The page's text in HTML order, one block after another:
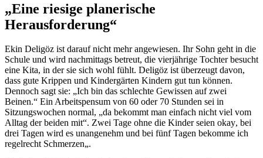
„Eine riesige planerische
Herausforderung“
Ekin Deligöz ist darauf nicht mehr angewiesen. Ihr Sohn geht in die
Schule und wird nachmittags betreut, die vierjährige Tochter besucht
eine Kita, in der sie sich wohl fühlt. Deligöz ist überzeugt davon,
dass gute Krippen und Kindergärten Kindern gut tun können.
Dennoch sagt sie: „Ich bin das schlechte Gewissen auf zwei
Beinen.“ Ein Arbeitspensum von 60 oder 70 Stunden sei in
Sitzungswochen normal, „da bekommt man einfach nicht viel vom
Alltag der beiden mit“. Zwei Tage ohne die Kinder seien okay, bei
drei Tagen wird es unangenehm und bei fünf Tagen bekomme ich
regelrecht Schmerzen„.